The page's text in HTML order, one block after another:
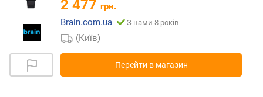
2 477 грн.
Brain.com.ua
З нами 8 років
(Київ)
Перейти в магазин